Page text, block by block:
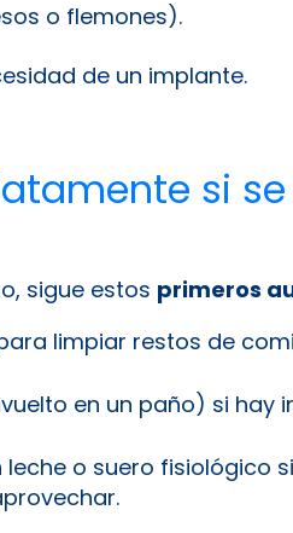
o flemones).
de un implante.
si
sigue estos primeros
limpiar restos de
en un paño) si hay
leche o suero fisiológico